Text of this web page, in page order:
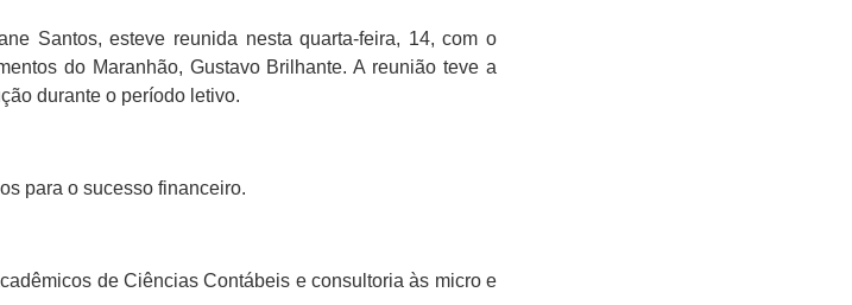
Santos, esteve reunida nesta quarta-feira, 14, com o
do Maranhão, Gustavo Brilhante. A reunião teve a
durante o período letivo.
para o sucesso financeiro.
de Ciências Contábeis e consultoria às micro e